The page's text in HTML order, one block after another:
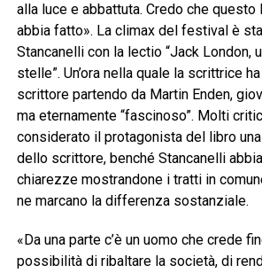
alla luce e abbattuta. Credo che questo
abbia fatto». La climax del festival è
Stancanelli con la lectio “Jack London,
stelle”. Un’ora nella quale la scrittrice
scrittore partendo da Martin Enden,
ma eternamente “fascinoso”. Molti
considerato il protagonista del libro
dello scrittore, benché Stancanelli
chiarezze mostrandone i tratti in
ne marcano la differenza sostanziale.
«Da una parte c’è un uomo che crede
possibilità di ribaltare la società, di